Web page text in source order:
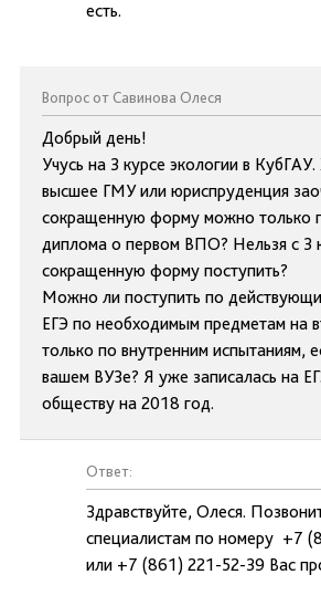
есть.
Вопрос от Савинова Олеся
Добрый день!
Учусь на 3 курсе экологии в
высшее ГМУ или юриспруденция
сокращенную форму можно только
диплома о первом ВПО? Нельзя с 3
сокращенную форму поступить?
Можно ли поступить по
ЕГЭ по необходимым предметам на
только по внутренним испытаниям,
вашем ВУЗе? Я уже записалась на
обществу на 2018 год.
Ответ:
Здравствуйте, Олеся.
специалистам по номеру +7
или +7 (861) 221-52-39 Вас